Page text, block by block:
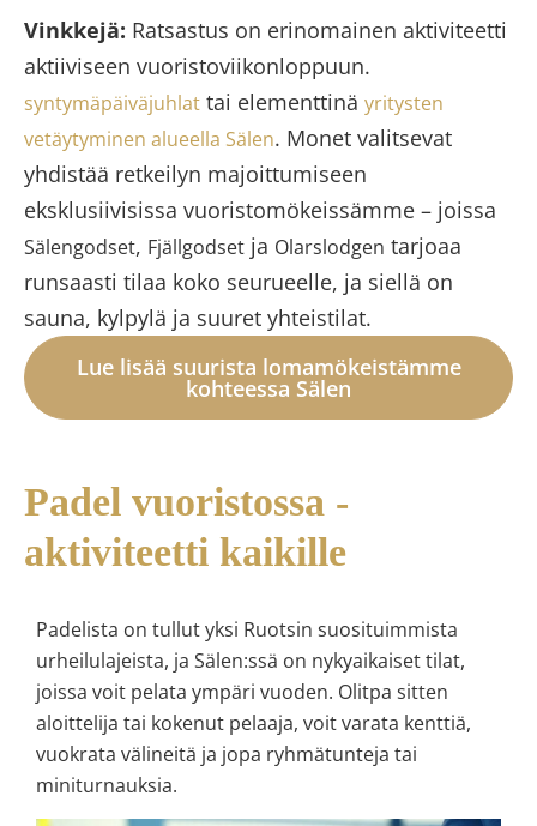
Vinkkejä: Ratsastus on erinomainen aktiviteetti
aktiiviseen vuoristoviikonloppuun.
syntymäpäiväjuhlat tai elementtinä yritysten
vetäytyminen alueella Sälen. Monet valitsevat
yhdistää retkeilyn majoittumiseen
eksklusiivisissa vuoristomökeissämme – joissa
Sälengodset, Fjällgodset ja Olarslodgen tarjoaa
runsaasti tilaa koko seurueelle, ja siellä on
sauna, kylpylä ja suuret yhteistilat.
Lue lisää suurista lomamökeistämme
kohteessa Sälen
Padel vuoristossa -
aktiviteetti kaikille
Padelista on tullut yksi Ruotsin suosituimmista
urheilulajeista, ja Sälen:ssä on nykyaikaiset tilat,
joissa voit pelata ympäri vuoden. Olitpa sitten
aloittelija tai kokenut pelaaja, voit varata kenttiä,
vuokrata välineitä ja jopa ryhmätunteja tai
miniturnauksia.